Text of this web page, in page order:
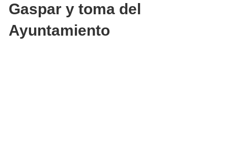
Gaspar y toma del
Ayuntamiento